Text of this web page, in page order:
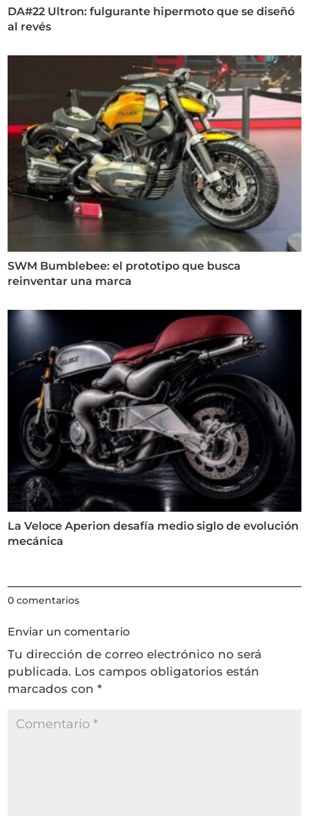
DA#22 Ultron: fulgurante hipermoto que se diseñó
al revés
SWM Bumblebee: el prototipo que busca
reinventar una marca
La Veloce Aperion desafía medio siglo de evolución
mecánica
0 comentarios
Enviar un comentario
Tu dirección de correo electrónico no será
publicada. Los campos obligatorios están
marcados con*